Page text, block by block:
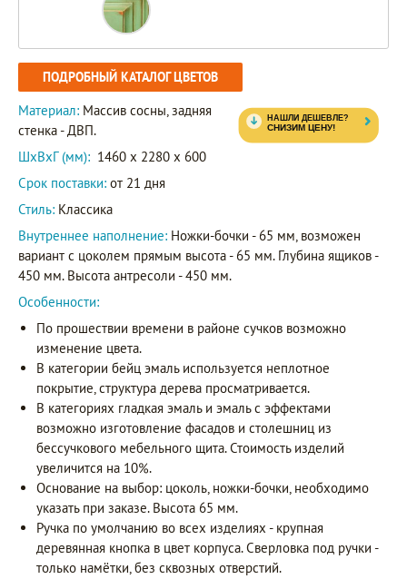
ПОДРОБНЫЙ КАТАЛОГ ЦВЕТОВ
Материал: Массив сосны, задняя
стенка - ДВП.
ШxВxГ (мм): 1460 x 2280 x 600
Срок поставки: от 21 дня
Стиль: Классика
Внутреннее наполнение: Ножки-бочки - 65 мм, возможен
вариант с цоколем прямым высота - 65 мм. Глубина ящиков -
450 мм. Высота антресоли - 450 мм.
Особенности:
По прошествии времени в районе сучков возможно
изменение цвета.
В категории бейц эмаль используется неплотное
покрытие, структура дерева просматривается.
В категориях гладкая эмаль и эмаль с эффектами
возможно изготовление фасадов и столешниц из
бессучкового мебельного щита. Стоимость изделий
увеличится на 10%.
Основание на выбор: цоколь, ножки-бочки, необходимо
указать при заказе. Высота 65 мм.
Ручка по умолчанию во всех изделиях - крупная
деревянная кнопка в цвет корпуса. Сверловка под ручки -
только намётки, без сквозных отверстий.